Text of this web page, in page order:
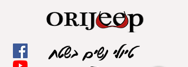
טיולי נשים בשטח